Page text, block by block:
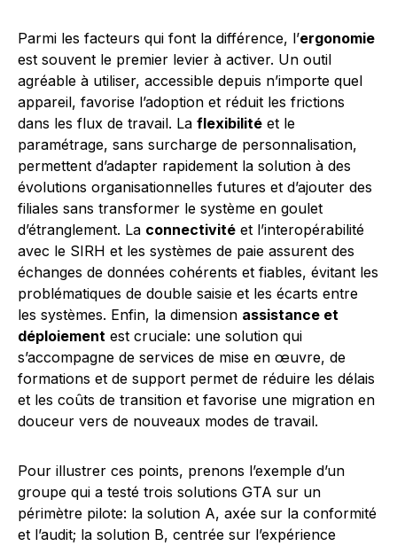
Parmi les facteurs qui font la différence, l’ergonomie
est souvent le premier levier à activer. Un outil
agréable à utiliser, accessible depuis n’importe quel
appareil, favorise l’adoption et réduit les frictions
dans les flux de travail. La flexibilité et le
paramétrage, sans surcharge de personnalisation,
permettent d’adapter rapidement la solution à des
évolutions organisationnelles futures et d’ajouter des
filiales sans transformer le système en goulet
d’étranglement. La connectivité et l’interopérabilité
avec le SIRH et les systèmes de paie assurent des
échanges de données cohérents et fiables, évitant les
problématiques de double saisie et les écarts entre
les systèmes. Enfin, la dimension assistance et
déploiement est cruciale: une solution qui
s’accompagne de services de mise en œuvre, de
formations et de support permet de réduire les délais
et les coûts de transition et favorise une migration en
douceur vers de nouveaux modes de travail.
Pour illustrer ces points, prenons l’exemple d’un
groupe qui a testé trois solutions GTA sur un
périmètre pilote: la solution A, axée sur la conformité
et l’audit; la solution B, centrée sur l’expérience